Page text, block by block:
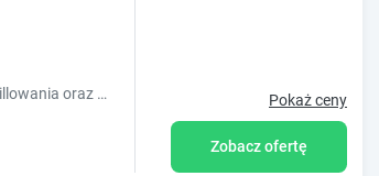
Obiekt Zakątek Salpia I Prażmowo 86 oferuje sprzęt do grillowania oraz widok na ogród. Usytuowany jest on w miejscowości Prażmowo. Odległość Pokaż ceny
Zobacz ofertę